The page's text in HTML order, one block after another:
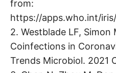
from:
https://apps.who.int/
2. Westblade LF, Simon
Coinfections in
Trends Microbiol. 2021